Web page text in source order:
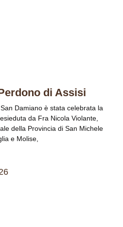
di Assisi
Damiano è stata celebrata la
da Fra Nicola Violante,
della Provincia di San Michele
e Molise,